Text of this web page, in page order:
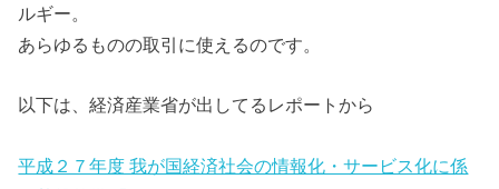
ルギー。
あらゆるものの取引に使えるのです。
以下は、経済産業省が出してるレポートから
平成２７年度 我が国経済社会の情報化・サービス化に係